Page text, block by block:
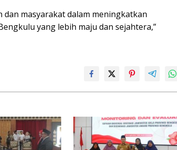
masyarakat dalam meningkatkan
yang lebih maju dan sejahtera,”